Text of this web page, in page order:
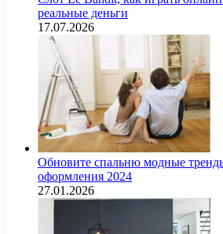
реальные деньги
17.07.2026
Обновите спальню модные
оформления 2024
27.01.2026